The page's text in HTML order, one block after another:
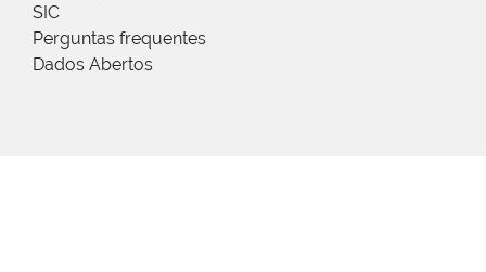
SIC
Perguntas frequentes
Dados Abertos